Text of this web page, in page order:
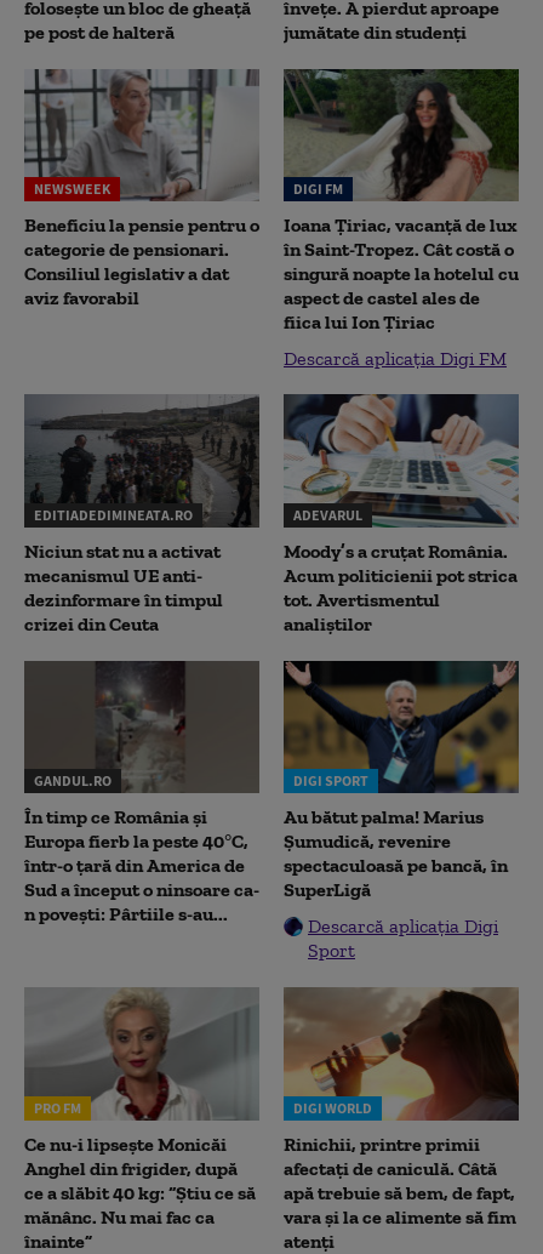
folosește un bloc de gheață
pe post de halteră
înveţe. A pierdut aproape
jumătate din studenţi
NEWSWEEK
Beneficiu la pensie pentru o
categorie de pensionari.
Consiliul legislativ a dat
aviz favorabil
DIGI FM
Ioana Țiriac, vacanță de lux
în Saint-Tropez. Cât costă o
singură noapte la hotelul cu
aspect de castel ales de
fiica lui Ion Țiriac
Descarcă aplicația Digi FM
EDITIADEDIMINEATA.RO
Niciun stat nu a activat
mecanismul UE anti-
dezinformare în timpul
crizei din Ceuta
ADEVARUL
Moody’s a cruțat România.
Acum politicienii pot strica
tot. Avertismentul
analiștilor
GANDUL.RO
În timp ce România și
Europa fierb la peste 40°C,
într-o țară din America de
Sud a început o ninsoare ca-
n povești: Pârtiile s-au...
DIGI SPORT
Au bătut palma! Marius
Șumudică, revenire
spectaculoasă pe bancă, în
SuperLigă
Descarcă aplicația Digi
Sport
PRO FM
Ce nu-i lipsește Monicăi
Anghel din frigider, după
ce a slăbit 40 kg: “Știu ce să
mănânc. Nu mai fac ca
înainte”
DIGI WORLD
Rinichii, printre primii
afectați de caniculă. Câtă
apă trebuie să bem, de fapt,
vara și la ce alimente să fim
atenți